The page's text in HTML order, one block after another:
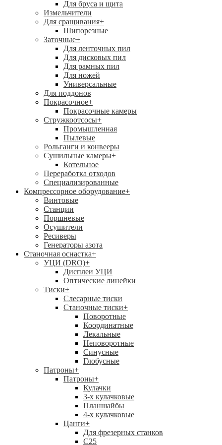
Для бруса и щита
Измельчители
Для сращивания+
Шипорезные
Заточные+
Для ленточных пил
Для дисковых пил
Для рамных пил
Для ножей
Универсальные
Для поддонов
Покрасочное+
Покрасочные камеры
Стружкоотсосы+
Промышленная
Пылевые
Рольганги и конвееры
Сушильные камеры+
Котельное
Переработка отходов
Специализированные
Компрессорное оборудование+
Винтовые
Станции
Поршневые
Осушители
Ресиверы
Генераторы азота
Станочная оснастка+
УЦИ (DRO)+
Дисплеи УЦИ
Оптические линейки
Тиски+
Слесарные тиски
Станочные тиски+
Поворотные
Координатные
Лекальные
Неповоротные
Синусные
Глобусные
Патроны+
Патроны+
Кулачки
3-х кулачковые
Планшайбы
4-х кулачковые
Цанги+
Для фрезерных станков
С25